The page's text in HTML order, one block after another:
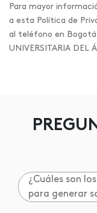
Para mayor
a esta Política de
al teléfono en Bogotá
UNIVERSITARIA DEL
¿Cuáles son
para generar